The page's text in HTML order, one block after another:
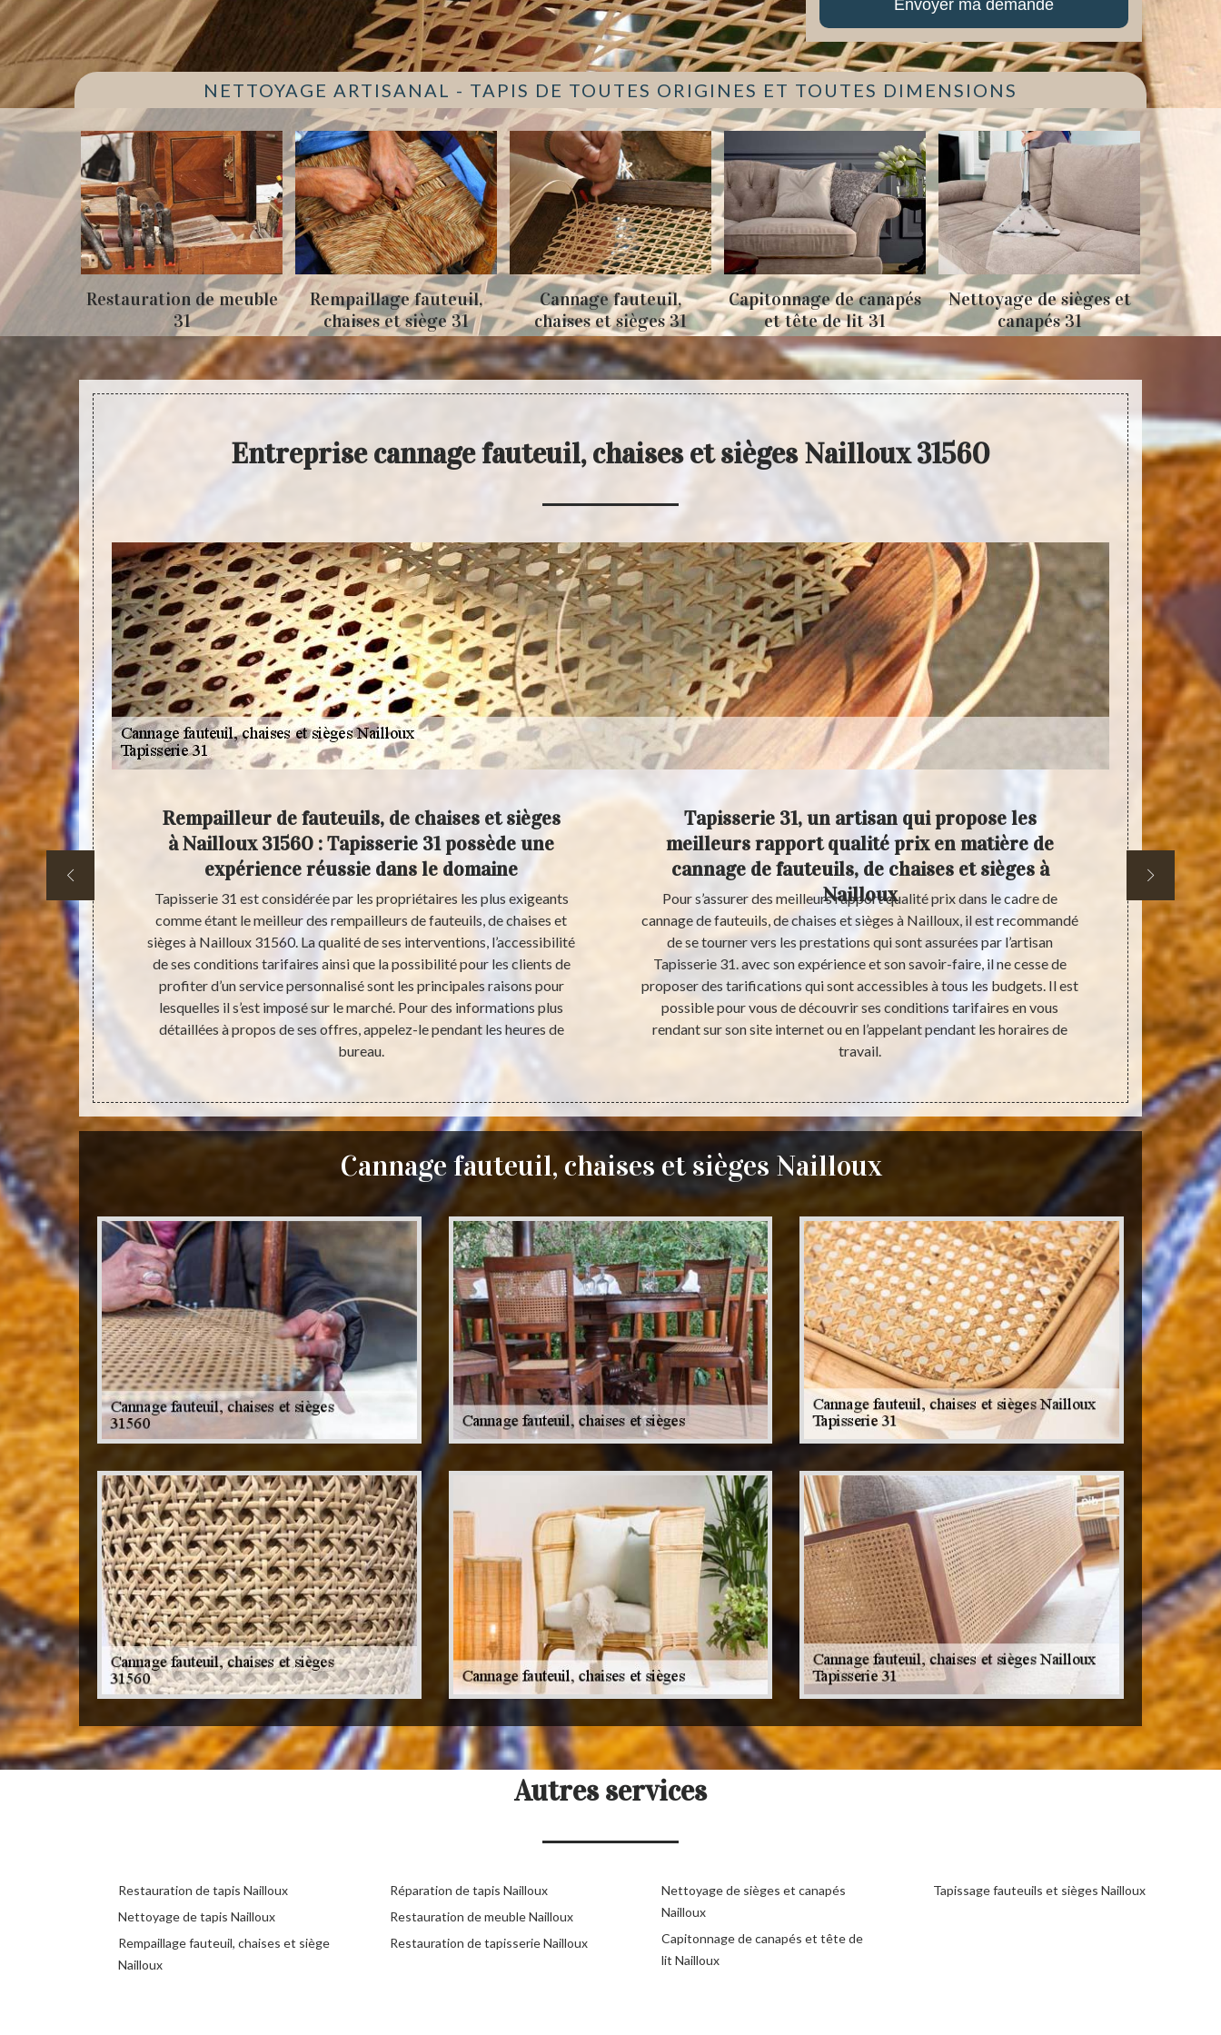
NETTOYAGE ARTISANAL - TAPIS DE TOUTES ORIGINES ET TOUTES DIMENSIONS
de meuble
Rempaillage fauteuil,
chaises et siège 31
Cannage fauteuil,
chaises et sièges 31
Capitonnage de canapés
et tête de lit 31
Nettoyage de sièges et
canapés 31
Tapissage
sièges 31
Entreprise cannage fauteuil, chaises et sièges Nailloux 31560
31
31 se
de
aussi dans
pour
s’ajoute ses
Appelez-
Rempailleur de fauteuils, de chaises et sièges
à Nailloux 31560 : Tapisserie 31 possède une
expérience réussie dans le domaine
Tapisserie 31 est considérée par les propriétaires les plus exigeants
comme étant le meilleur des rempailleurs de fauteuils, de chaises et
sièges à Nailloux 31560. La qualité de ses interventions, l’accessibilité
de ses conditions tarifaires ainsi que la possibilité pour les clients de
profiter d’un service personnalisé sont les principales raisons pour
lesquelles il s’est imposé sur le marché. Pour des informations plus
détaillées à propos de ses offres, appelez-le pendant les heures de
bureau.
Tapisserie 31, un artisan qui propose les
meilleurs rapport qualité prix en matière de
cannage de fauteuils, de chaises et sièges à
Nailloux
Pour s’assurer des meilleurs rapport qualité prix dans le cadre de
cannage de fauteuils, de chaises et sièges à Nailloux, il est recommandé
de se tourner vers les prestations qui sont assurées par l’artisan
Tapisserie 31. avec son expérience et son savoir-faire, il ne cesse de
proposer des tarifications qui sont accessibles à tous les budgets. Il est
possible pour vous de découvrir ses conditions tarifaires en vous
rendant sur son site internet ou en l’appelant pendant les horaires de
travail.
Un
Vous aimez
en avez,
services
vous être
fauteuils,
il est de
Nous
vous
Cannage fauteuil, chaises et sièges Nailloux
Autres services
Restauration de tapis Nailloux
Nettoyage de tapis Nailloux
Rempaillage fauteuil, chaises et siège
Nailloux
Réparation de tapis Nailloux
Restauration de meuble Nailloux
Restauration de tapisserie Nailloux
Nettoyage de sièges et canapés
Nailloux
Capitonnage de canapés et tête de
lit Nailloux
Tapissage fauteuils et sièges Nailloux